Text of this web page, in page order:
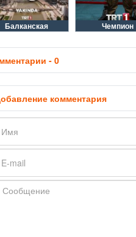
Балканская Чемпион
- 0
комментария